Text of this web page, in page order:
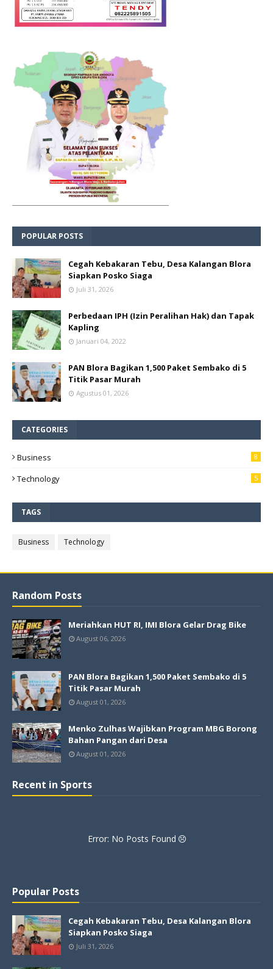
POPULAR POSTS
Cegah Kebakaran Tebu, Desa Kalangan Blora
Siapkan Posko Siaga
Juli 31, 2026
Perbedaan IPH (Izin Peralihan Hak) dan Tapak
Kapling
Januari 04, 2022
PAN Blora Bagikan 1,500 Paket Sembako di 5
Titik Pasar Murah
Agustus 01, 2026
CATEGORIES
Business 8
Technology 5
TAGS
Business Technology
Random Posts
Meriahkan HUT RI, IMI Blora Gelar Drag Bike
August 06, 2026
PAN Blora Bagikan 1,500 Paket Sembako di 5
Titik Pasar Murah
August 01, 2026
Menko Zulhas Wajibkan Program MBG Borong
Bahan Pangan dari Desa
August 01, 2026
Recent in Sports
Error: No Posts Found
Popular Posts
Cegah Kebakaran Tebu, Desa Kalangan Blora
Siapkan Posko Siaga
Juli 31, 2026